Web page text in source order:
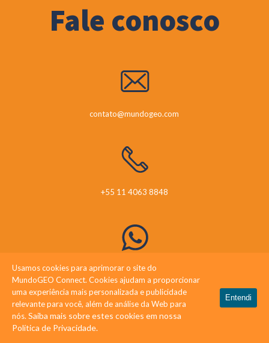
Fale conosco
contato@mundogeo.com
+55 11 4063 8848
+55 41 99919 1357
Usamos cookies para aprimorar o site do
MundoGEO Connect. Cookies ajudam a proporcionar
uma experiência mais personalizada e publicidade
relevante para você, além de análise da Web para
nós. Saiba mais sobre estes cookies em nossa
Política de Privacidade.
Entendi